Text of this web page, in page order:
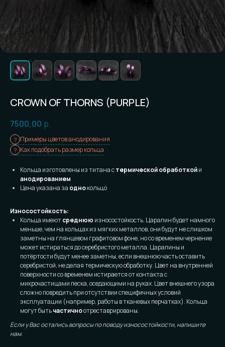
CROWN OF THORNS (PURPLE)
7500,00 р.
Примеры цветов анодирования
Как подобрать размер кольца
Кольца изготовлены из титана стермической обработкойи
анодированием
Цена указана за однокольцо
Износостойкость:
Кольца имеютсреднюю износостойкость. Царапин будет намного
меньше, чем на кольцах из мягких металлов, они будут не слишком
заметны на глянцевом графитовом фоне, но со временем чернение
может истираться до серебристого металла. Царапины и
потёртости будут менее заметны, если внешнюю часть оставить
серебристой, не делая термическую обработку. Цвет на внутренней
поверхности со временем истирается от контакта с
микрочастицами песка, оседающими на руках. Цвет внешнего узора
сложно повредить при отсутствии специфичных условий
эксплуатации (например, работы в тканевых перчатках). Кольца
могут бытьчастичноотреставрированы.
Если у Вас остались вопросы по поводу износостойкости, напишите
нам.